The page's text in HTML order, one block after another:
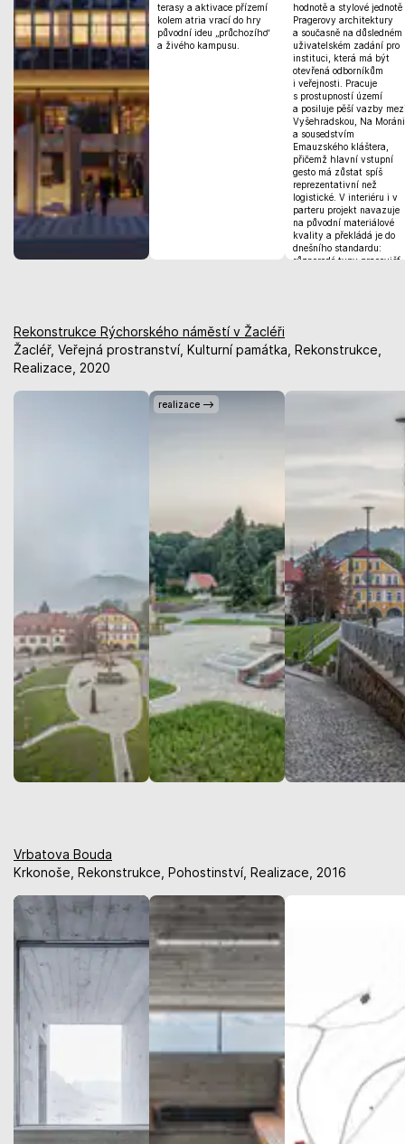
terasy a aktivace přízemí
kolem atria vrací do hry
původní ideu „průchozího“
a živého kampusu.
hodnotě a stylové jednotě
Pragerovy architektury
a současně na důsledném
uživatelském zadání pro
instituci, která má být
otevřená odborníkům
i veřejnosti. Pracuje
s prostupností území
a posiluje pěší vazby
Vyšehradskou, Na Moráni
a sousedstvím
Emauzského kláštera,
přičemž hlavní vstupní
gesto má zůstat spíš
reprezentativní než
logistické. V interiéru i v
parteru projekt navazuje
na původní materiálové
kvality a překládá je do
dnešního standardu:
různorodé typy pracovišť,
pro tendr design&build jde
Rekonstrukce Rýchorského náměstí v Žacléři
Žacléř, Veřejná prostranství, Kulturní památka, Rekonstrukce,
Realizace, 2020
Vrbatova Bouda
Krkonoše, Rekonstrukce, Pohostinství, Realizace, 2016